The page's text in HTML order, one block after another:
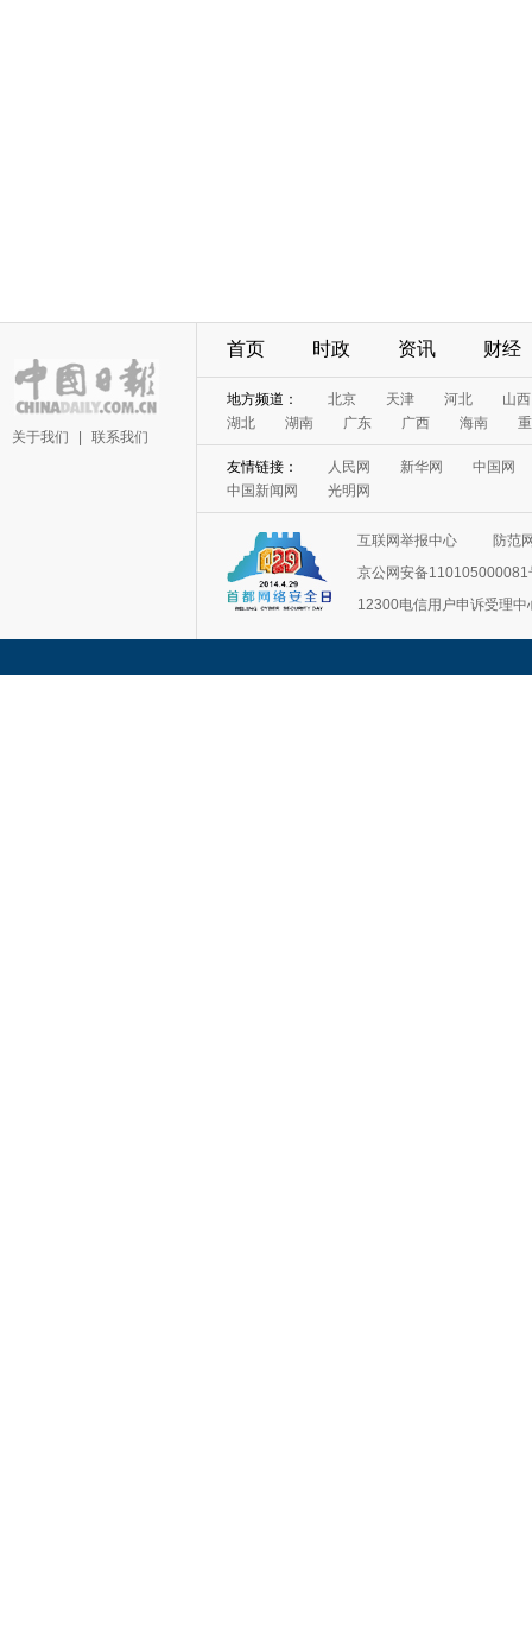
关于我们 联系我们
首页 时政 资讯 财经
地方频道： 北京 天津 河北
山西
湖北
湖南 广东 广西 海南
友情链接： 人民网 新华网
中国网
中国新闻网
光明网
互联网举报中心
防范
京公网安备110105000081
12300电信用户申诉受理中